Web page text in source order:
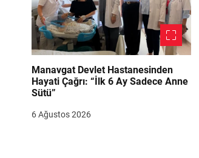
Manavgat Devlet Hastanesinden
Hayati Çağrı: “İlk 6 Ay Sadece Anne
Sütü”
6 Ağustos 2026